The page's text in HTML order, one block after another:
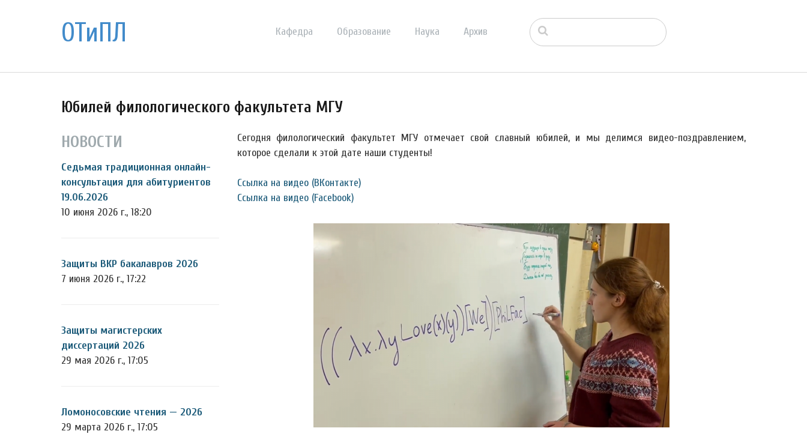
ОТиПЛ Кафедра Образование Наука Архив
Юбилей филологического факультета МГУ
НОВОСТИ
Седьмая традиционная онлайн-
консультация для абитуриентов
19.06.2026
10 июня 2026 г., 18:20
Защиты ВКР бакалавров 2026
7 июня 2026 г., 17:22
Защиты магистерских
диссертаций 2026
29 мая 2026 г., 17:05
Ломоносовские чтения — 2026
29 марта 2026 г., 17:05
Сегодня филологический факультет МГУ отмечает свой славный юбилей, и мы делимся видео-поздравлением,
которое сделали к этой дате наши студенты!
Ссылка на видео (ВКонтакте)
Ссылка на видео (Facebook)